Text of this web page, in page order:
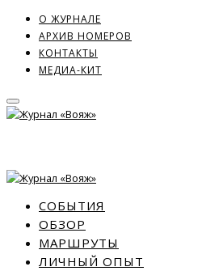
О ЖУРНАЛЕ
АРХИВ НОМЕРОВ
КОНТАКТЫ
МЕДИА-КИТ
СОБЫТИЯ
ОБЗОР
МАРШРУТЫ
ЛИЧНЫЙ ОПЫТ